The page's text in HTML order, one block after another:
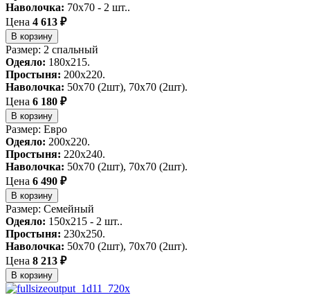
Наволочка: 70x70 - 2 шт..
Цена 4 613 ₽
В корзину
Размер: 2 спальный
Одеяло: 180x215.
Простыня: 200x220.
Наволочка: 50х70 (2шт), 70х70 (2шт).
Цена 6 180 ₽
В корзину
Размер: Евро
Одеяло: 200x220.
Простыня: 220x240.
Наволочка: 50х70 (2шт), 70х70 (2шт).
Цена 6 490 ₽
В корзину
Размер: Семейный
Одеяло: 150x215 - 2 шт..
Простыня: 230x250.
Наволочка: 50х70 (2шт), 70х70 (2шт).
Цена 8 213 ₽
В корзину